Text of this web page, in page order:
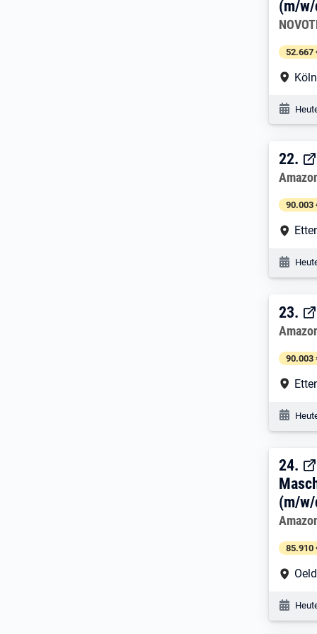
(m/
52.667
Köln
22.
22.
90.003
23.
23.
90.003
24.
24.
(m/
85.910